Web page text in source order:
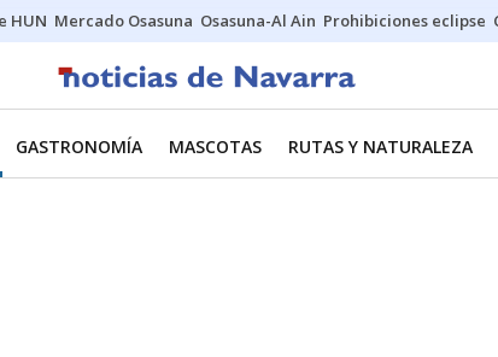
HUN Mercado Osasuna Osasuna-Al Ain Prohibiciones eclipse
GASTRONOMÍA MASCOTAS RUTAS Y NATURALEZA